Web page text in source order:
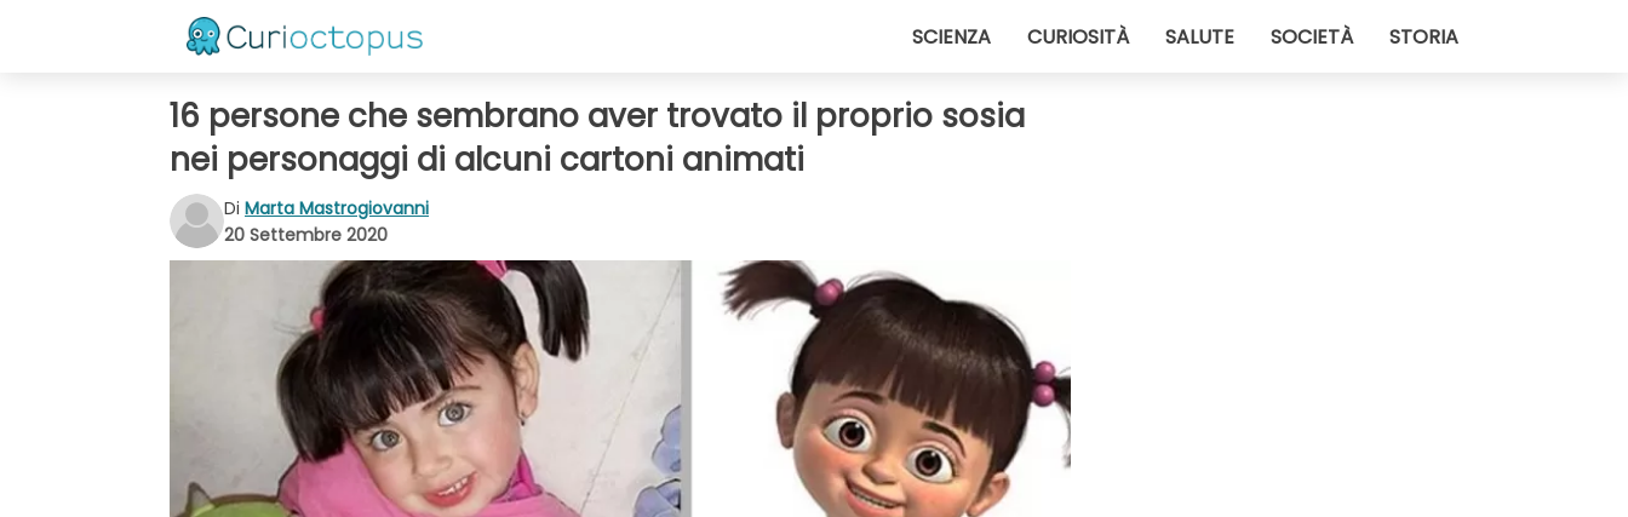
SCIENZA CURIOSITÀ SALUTE SOCIETÀ STORIA
16 persone che sembrano aver trovato il proprio sosia
nei personaggi di alcuni cartoni animati
Di Marta Mastrogiovanni
20 Settembre 2020